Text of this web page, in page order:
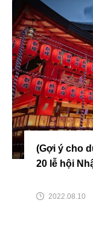
(Gợi ý cho
20 lễ hội
2022.08.10